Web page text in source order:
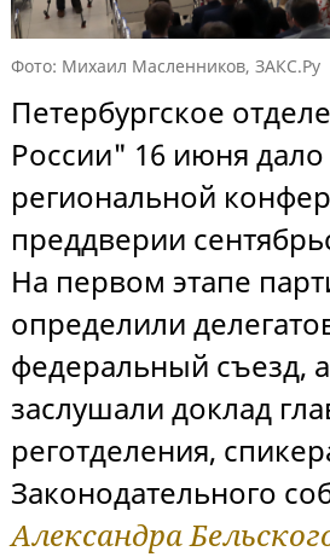
Фото: Михаил Масленников, ЗАКС.Ру
Петербургское
России" 16 июня дало
региональной
преддверии
На первом этапе
определили
федеральный съезд,
заслушали доклад
реготделения,
Законодательного
Александра